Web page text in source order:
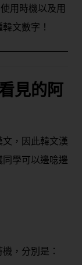
用時機以及用
文數字！
見的阿
，因此韓文漢
學可以邊唸邊
，分別是：